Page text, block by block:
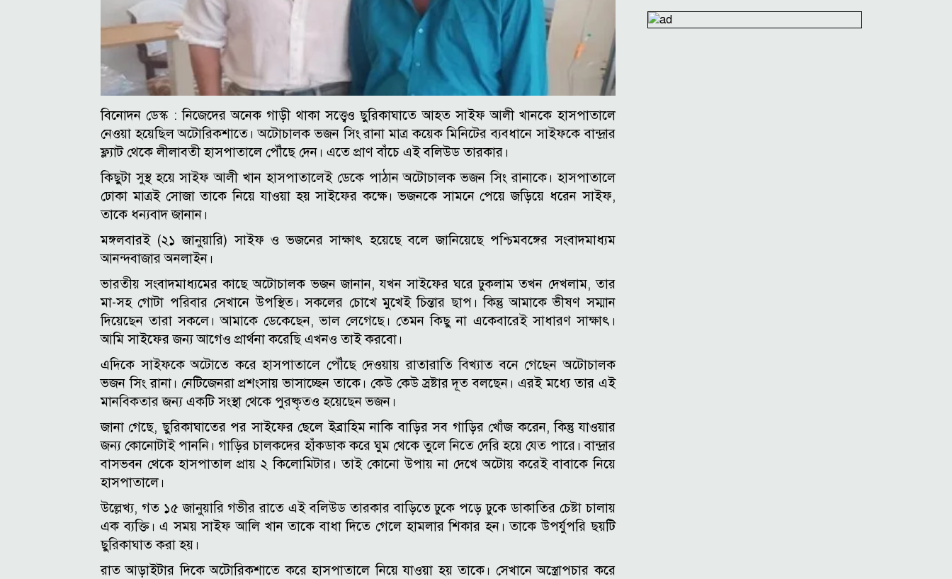
বিনোদন ডেস্ক : নিজেদের অনেক গাড়ী থাকা সত্ত্বেও ছুরিকাঘাতে আহত সাইফ আলী খানকে হাসপাতালে
নেওয়া হয়েছিল অটোরিকশাতে। অটোচালক ভজন সিং রানা মাত্র কয়েক মিনিটের ব্যবধানে সাইফকে বান্দ্রার
ফ্ল্যাট থেকে লীলাবতী হাসপাতালে পৌঁছে দেন। এতে প্রাণ বাঁচে এই বলিউড তারকার।
কিছুটা সুস্থ হয়ে সাইফ আলী খান হাসপাতালেই ডেকে পাঠান অটোচালক ভজন সিং রানাকে। হাসপাতালে
ঢোকা মাত্রই সোজা তাকে নিয়ে যাওয়া হয় সাইফের কক্ষে। ভজনকে সামনে পেয়ে জড়িয়ে ধরেন সাইফ,
তাকে ধন্যবাদ জানান।
মঙ্গলবারই (২১ জানুয়ারি) সাইফ ও ভজনের সাক্ষাৎ হয়েছে বলে জানিয়েছে পশ্চিমবঙ্গের সংবাদমাধ্যম
আনন্দবাজার অনলাইন।
ভারতীয় সংবাদমাধ্যমের কাছে অটোচালক ভজন জানান, যখন সাইফের ঘরে ঢুকলাম তখন দেখলাম, তার
মা-সহ গোটা পরিবার সেখানে উপস্থিত। সকলের চোখে মুখেই চিন্তার ছাপ। কিন্তু আমাকে ভীষণ সম্মান
দিয়েছেন তারা সকলে। আমাকে ডেকেছেন, ভাল লেগেছে। তেমন কিছু না একেবারেই সাধারণ সাক্ষাৎ।
আমি সাইফের জন্য আগেও প্রার্থনা করেছি এখনও তাই করবো।
এদিকে সাইফকে অটোতে করে হাসপাতালে পৌঁছে দেওয়ায় রাতারাতি বিখ্যাত বনে গেছেন অটোচালক
ভজন সিং রানা। নেটিজেনরা প্রশংসায় ভাসাচ্ছেন তাকে। কেউ কেউ স্রষ্টার দূত বলছেন। এরই মধ্যে তার এই
মানবিকতার জন্য একটি সংস্থা থেকে পুরষ্কৃতও হয়েছেন ভজন।
জানা গেছে, ছুরিকাঘাতের পর সাইফের ছেলে ইব্রাহিম নাকি বাড়ির সব গাড়ির খোঁজ করেন, কিন্তু যাওয়ার
জন্য কোনোটাই পাননি। গাড়ির চালকদের হাঁকডাক করে ঘুম থেকে তুলে নিতে দেরি হয়ে যেত পারে। বান্দ্রার
বাসভবন থেকে হাসপাতাল প্রায় ২ কিলোমিটার। তাই কোনো উপায় না দেখে অটোয় করেই বাবাকে নিয়ে
হাসপাতালে।
উল্লেখ্য, গত ১৫ জানুয়ারি গভীর রাতে এই বলিউড তারকার বাড়িতে ঢুকে পড়ে ঢুকে ডাকাতির চেষ্টা চালায়
এক ব্যক্তি। এ সময় সাইফ আলি খান তাকে বাধা দিতে গেলে হামলার শিকার হন। তাকে উপর্যুপরি ছয়টি
ছুরিকাঘাত করা হয়।
রাত আড়াইটার দিকে অটোরিকশাতে করে হাসপাতালে নিয়ে যাওয়া হয় তাকে। সেখানে অস্ত্রোপচার করে
নিরাপত্তা তল্লাশি
সূর্যের বুকে অধরা প্লাজমার সন্ধান, উদ্ঘাটিত হলো নতুন